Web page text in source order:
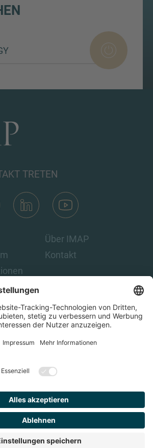
TRETEN
Über IMAP
Kontakt
und den rechtlichen Hinweisen
E-Mails von IMAP zu